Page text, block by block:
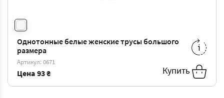
Однотонные белые женские трусы большого
размера
Артикул: 0671
Цена 93 ₴ Купить
M - 93 ₴ L - 98 ₴
XL
104 ₴
3XL - 114 ₴